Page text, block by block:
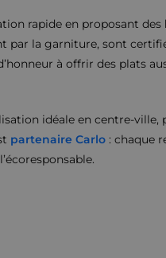
rapide en proposant des
par la garniture, sont
à offrir des plats
idéale en centre-
partenaire Carlo : chaque